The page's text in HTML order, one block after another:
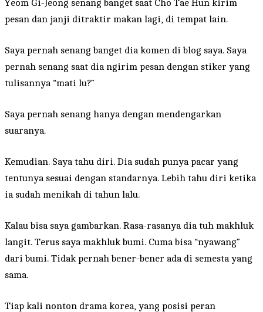
Yeom Gi-Jeong senang banget saat Cho Tae Hun kirim
pesan dan janji ditraktir makan lagi, di tempat lain.
Saya pernah senang banget dia komen di blog saya. Saya
pernah senang saat dia ngirim pesan dengan stiker yang
tulisannya “mati lu?”
Saya pernah senang hanya dengan mendengarkan
suaranya.
Kemudian. Saya tahu diri. Dia sudah punya pacar yang
tentunya sesuai dengan standarnya. Lebih tahu diri ketika
ia sudah menikah di tahun lalu.
Kalau bisa saya gambarkan. Rasa-rasanya dia tuh makhluk
langit. Terus saya makhluk bumi. Cuma bisa “nyawang”
dari bumi. Tidak pernah bener-bener ada di semesta yang
sama.
Tiap kali nonton drama korea, yang posisi peran